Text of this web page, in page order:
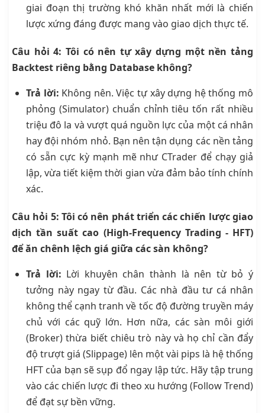
giai đoạn thị trường khó khăn nhất mới là chiến
lược xứng đáng được mang vào giao dịch thực tế.
Câu hỏi 4: Tôi có nên tự xây dựng một nền tảng
Backtest riêng bằng Database không?
Trả lời: Không nên. Việc tự xây dựng hệ thống mô
phỏng (Simulator) chuẩn chỉnh tiêu tốn rất nhiều
triệu đô la và vượt quá nguồn lực của một cá nhân
hay đội nhóm nhỏ. Bạn nên tận dụng các nền tảng
có sẵn cực kỳ mạnh mẽ như CTrader để chạy giả
lập, vừa tiết kiệm thời gian vừa đảm bảo tính chính
xác.
Câu hỏi 5: Tôi có nên phát triển các chiến lược giao
dịch tần suất cao (High-Frequency Trading - HFT)
để ăn chênh lệch giá giữa các sàn không?
Trả lời: Lời khuyên chân thành là nên từ bỏ ý
tưởng này ngay từ đầu. Các nhà đầu tư cá nhân
không thể cạnh tranh về tốc độ đường truyền máy
chủ với các quỹ lớn. Hơn nữa, các sàn môi giới
(Broker) thừa biết chiêu trò này và họ chỉ cần đẩy
độ trượt giá (Slippage) lên một vài pips là hệ thống
HFT của bạn sẽ sụp đổ ngay lập tức. Hãy tập trung
vào các chiến lược đi theo xu hướng (Follow Trend)
để đạt sự bền vững.